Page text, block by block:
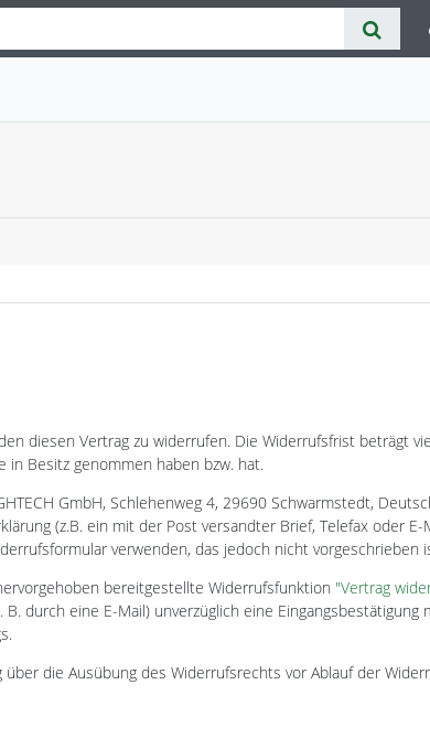
diesen Vertrag zu widerrufen. Die Widerrufsfrist beträgt
Besitz genommen haben bzw. hat.
GmbH, Schlehenweg 4, 29690 Schwarmstedt,
(z.B. ein mit der Post versandter Brief, Telefax oder
verwenden, das jedoch nicht vorgeschrieben
bereitgestellte Widerrufsfunktion "Vertrag
durch eine E-Mail) unverzüglich eine
die Ausübung des Widerrufsrechts vor Ablauf der